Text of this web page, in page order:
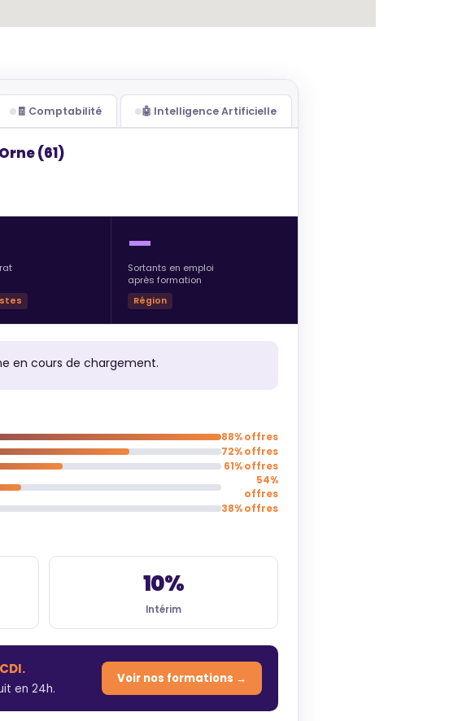
🧾 Comptabilité 🤖 Intelligence Artificielle
(61)
—
Sortants en emploi
après formation
Région
en cours de chargement.
88% offres
72% offres
61% offres
54%
offres
38% offres
10%
Intérim
en 24h.
Voir nos formations →